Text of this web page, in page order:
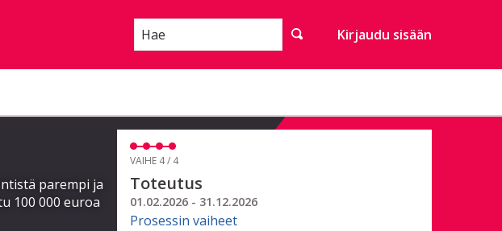
Hae Kirjaudu sisään
parempi ja
100 000 euroa
VAIHE 4 / 4
Toteutus
01.02.2026 - 31.12.2026
Prosessin vaiheet